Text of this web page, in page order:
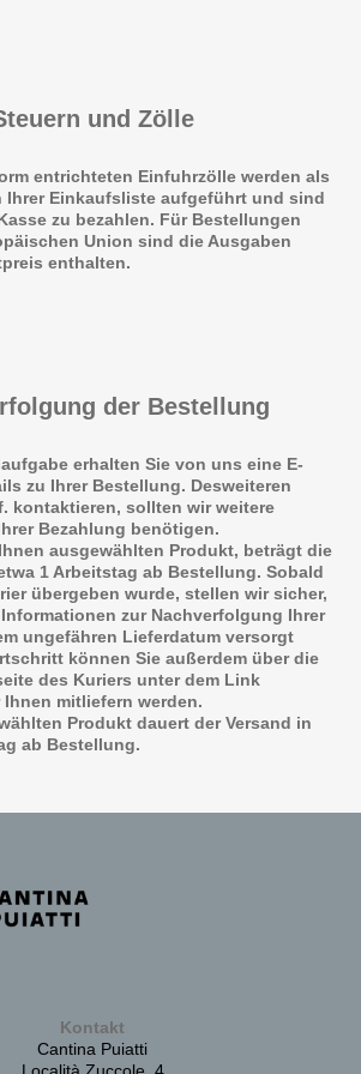
und Zölle
entrichteten Einfuhrzölle werden als
Ihrer Einkaufsliste aufgeführt und sind
zu bezahlen. Für Bestellungen
Union sind die Ausgaben
enthalten.
der Bestellung
erhalten Sie von uns eine E-
zu Ihrer Bestellung. Desweiteren
kontaktieren, sollten wir weitere
Bezahlung benötigen.
ausgewählten Produkt, beträgt die
1 Arbeitstag ab Bestellung. Sobald
übergeben wurde, stellen wir sicher,
zur Nachverfolgung Ihrer
ungefähren Lieferdatum versorgt
können Sie außerdem über die
des Kuriers unter dem Link
mitliefern werden.
Produkt dauert der Versand in
ab Bestellung.
Kontakt
Cantina Puiatti